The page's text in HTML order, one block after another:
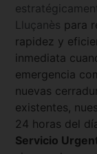
Lluçanès para
rapidez y
inmediata
emergencia
nuevas
existentes,
24 horas del
Servicio